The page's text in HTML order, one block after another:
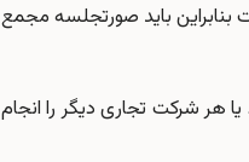
باید صورتجلسه مجمع
هر شرکت تجاری دیگر را انجام